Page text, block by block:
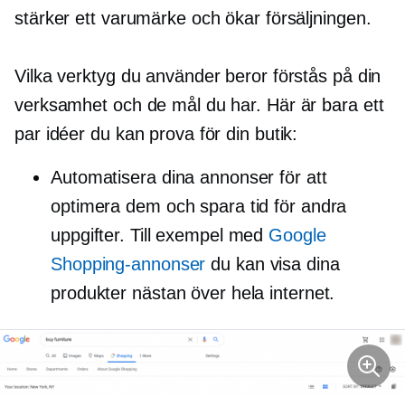
stärker ett varumärke och ökar försäljningen.
Vilka verktyg du använder beror förstås på din
verksamhet och de mål du har. Här är bara ett
par idéer du kan prova för din butik:
Automatisera dina annonser för att
optimera dem och spara tid för andra
uppgifter. Till exempel med Google
Shopping-annonser du kan visa dina
produkter nästan över hela internet.